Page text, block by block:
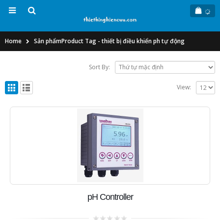
Home Sản phẩmProduct Tag -thiết bị điều khiển ph tự động
Sort By:
View:
pH Controller